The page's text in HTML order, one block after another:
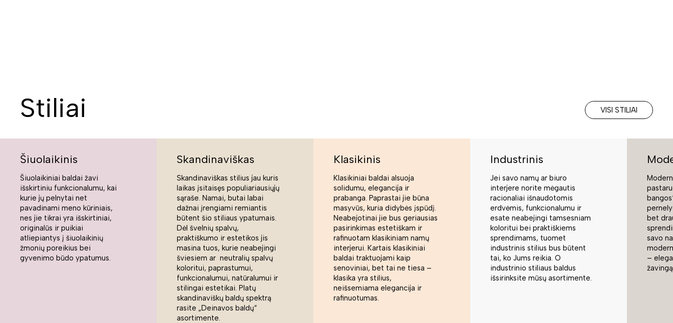
Stiliai VISI STILIAI
Šiuolaikinis
Šiuolaikiniai baldai žavi
išskirtiniu funkcionalumu, kai
kurie jų pelnytai net
pavadinami meno kūriniais,
nes jie tikrai yra išskirtiniai,
originalūs ir puikiai
atliepiantys į šiuolaikinių
žmonių poreikius bei
gyvenimo būdo ypatumus.
Skandinaviškas
Skandinaviškas stilius jau kuris
laikas įsitaisęs populiariausiųjų
sąraše. Namai, butai labai
dažnai įrengiami remiantis
būtent šio stiliaus ypatumais.
Dėl švelnių spalvų,
praktiškumo ir estetikos jis
masina tuos, kurie neabejingi
šviesiem ar neutralių spalvų
koloritui, paprastumui,
funkcionalumui, natūralumui ir
stilingai estetikai. Platų
skandinaviškų baldų spektrą
rasite „Deinavos baldų“
asortimente.
Klasikinis
Klasikiniai baldai alsuoja
solidumu, elegancija ir
prabanga. Paprastai jie būna
masyvūs, kuria didybės įspūdį.
Neabejotinai jie bus geriausias
pasirinkimas estetiškam ir
rafinuotam klasikiniam namų
interjerui. Kartais klasikiniai
baldai traktuojami kaip
senoviniai, bet tai ne tiesa –
klasika yra stilius,
neišsemiama elegancija ir
rafinuotumas.
Industrinis
Jei savo namų ar biuro
interjere norite mėgautis
racionaliai išnaudotomis
erdvėmis, funkcionalumu ir
esate neabejingi tamsesniam
koloritui bei praktiškiems
sprendimams, tuomet
industrinis stilius bus būtent
tai, ko Jums reikia. O
industrinio stiliaus baldus
išsirinksite mūsų asortimente.
bet
savo
–